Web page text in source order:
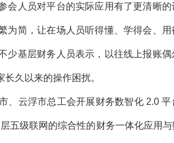
会人员对平台的实际应用有了更清晰
为简，让在场人员听得懂、学得会、
少基层财务人员表示，以往线上报账
久以来的操作困扰。
云浮市总工会开展财务数智化 2.0 平
五级联网的综合性的财务一体化应用